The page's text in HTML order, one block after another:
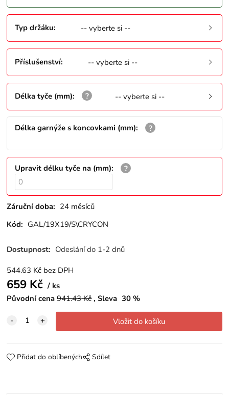
Typ držáku: -- vyberte si --
Příslušenství: -- vyberte si --
Délka tyče (mm): -- vyberte si --
Délka garnýže s koncovkami (mm):
Upravit délku tyče na (mm):
Záruční doba: 24 měsíců
Kód: GAL/19X19/S\CRYCON
Dostupnost: Odeslání do 1-2 dnů
544.63 Kč bez DPH
659 Kč
ks
Původní cena 941.43Kč Sleva 30 %
Přidat do oblíbených Sdílet